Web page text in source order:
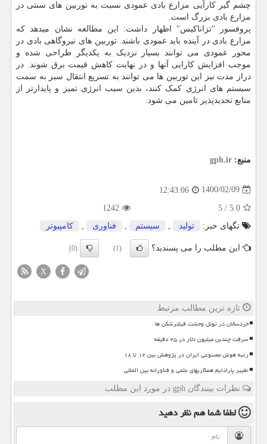
چشم گیر کارآیی مزارع بادی عمودی نسبت به توربین های سنتی در
مزارع بادی بزرگ است.
پروفسور "تزاناکیس" اظهار داشت: این مطالعه نشان میدهد که
مزارع بادی در آینده باید عمودی باشند. توربین های نیروگاهی بادی در
محور عمودی می توانند بسیار نزدیک به یکدیگر طراحی شده و
موجب افزایش کارایی آنها و در نهایت کاهش قیمت برق شوند. در
دراز مدت نیز این توربین ها می توانند به تسریع انتقال سبز به سمت
سیستم های انرژی کمک کنند، بدین سبب انرژی تمیز و پایدارتر از
منابع تجدیدپذیر تامین می شود.
منبع: gph.ir
1400/02/09
12:43:06
5.0
/
5
1242
تگهای خبر:
تولید , سیستم , فناوری , كامپیوتر
این مطلب را می پسندید؟ (1)
(0)
X
تازه ترین مطالب مرتبط
خردسالان در تونل وحشت فیلترشکن ها
سرقت چندین میلیون دلار در ۲۵ دقیقه
رتبه هوش مصنوعی ایران در پژوهش بین ۱۲ تا ۱۸
تغییر پارادایم همکاریهای علمی و فناورانه بین المللی
نظرات بینندگان gph در مورد این مطلب
لطفا شما همنظر دهید